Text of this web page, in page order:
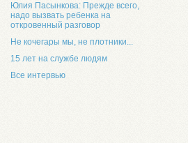
Юлия Пасынкова: Прежде всего,
надо вызвать ребенка на
откровенный разговор
Не кочегары мы, не плотники...
15 лет на службе людям
Все интервью